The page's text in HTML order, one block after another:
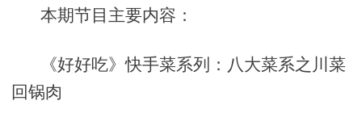
本期节目主要内容：
《好好吃》快手菜系列：八大菜系之川菜
回锅肉